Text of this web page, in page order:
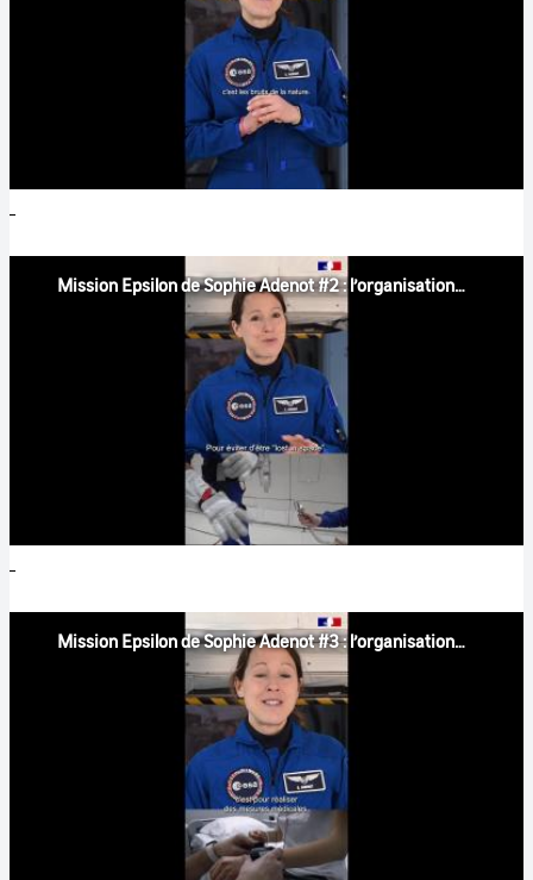
Mission Epsilon de Sophie Adenot #2 : l’organisation d'une sortie extravéhiculaire
Mission Epsilon de Sophie Adenot #3 : l’organisation de son entraînement à l'EAC Cologne